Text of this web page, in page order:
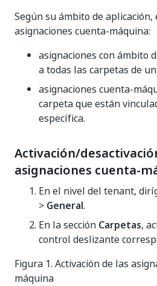
Según su ámbito de
asignaciones cuenta-máquina:
asignaciones con ámbito
a todas las carpetas de
asignaciones cuenta-
carpeta que están
específica.
Activación/
asignaciones cuenta-
En el nivel del tenant,
> General.
En la sección Carpetas,
control deslizante
Figura 1. Activación de las
máquina